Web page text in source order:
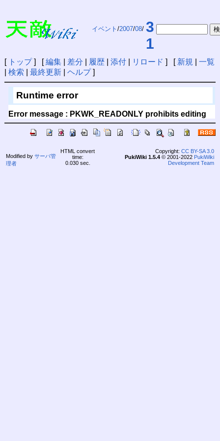
イベント /2007/08/ 3
1
[ トップ] [編集| 差分 履歴| 添付| リロード ] [ 新規
一覧
検索 最終更新| ヘルプ]
Runtime error
Error message : PKWK_READONLY prohibits editing
Modified by サーバ管
理者
HTML convert
time:
0.030 sec.
Copyright: CC BY-SA 3.0
PukiWiki 1.5.4© 2001-2022 PukiWiki
Development Team